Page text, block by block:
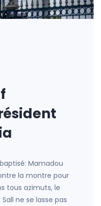
Mamadou
la montre pour
tous azimuts, le
ne se lasse pas